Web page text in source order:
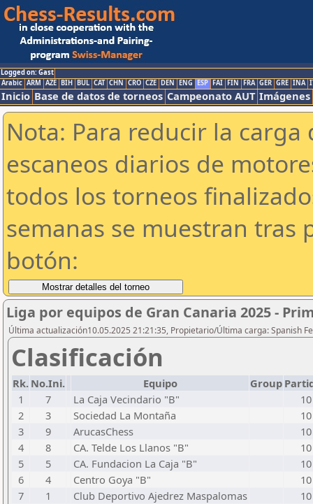
Logged on: Gast
Arabic ARM AZE BIH BUL CAT CHN CRO CZE DEN ENG ESP FAI FIN FRA GER GRE INA
Inicio Base de datos de torneos Campeonato AUT Imágenes
Nota: Para reducir la
escaneos diarios de
todos los torneos
semanas se muestran tras
botón:
Liga por equipos de Gran Canaria 2025 -
Última actualización10.05.2025 21:21:35, Propietario/Última carga: Spanish
Clasificación
Rk. No.Ini. Equipo Group
1
7 La Caja Vecindario "B"
10
2
3 Sociedad La Montaña
10
3
9 ArucasChess
10
4
8 CA. Telde Los Llanos "B"
10
5
5 CA. Fundacion La Caja "B"
10
6
4 Centro Goya "B"
10
7
1 Club Deportivo Ajedrez Maspalomas
10